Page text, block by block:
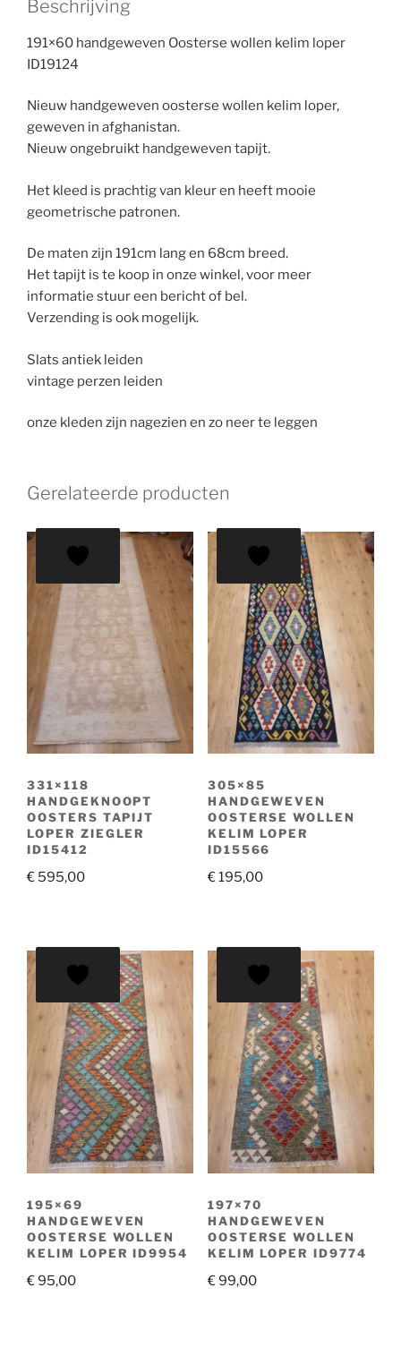
Beschrijving
191×60 handgeweven Oosterse wollen kelim loper
ID19124
Nieuw handgeweven oosterse wollen kelim loper,
geweven in afghanistan.
Nieuw ongebruikt handgeweven tapijt.
Het kleed is prachtig van kleur en heeft mooie
geometrische patronen.
De maten zijn 191cm lang en 68cm breed.
Het tapijt is te koop in onze winkel, voor meer
informatie stuur een bericht of bel.
Verzending is ook mogelijk.
Slats antiek leiden
vintage perzen leiden
onze kleden zijn nagezien en zo neer te leggen
Gerelateerde producten
331×118
HANDGEKNOOPT
OOSTERS TAPIJT
LOPER ZIEGLER
ID15412
€ 595,00
305×85
HANDGEWEVEN
OOSTERSE WOLLEN
KELIM LOPER
ID15566
€195,00
195×69
HANDGEWEVEN
OOSTERSE WOLLEN
KELIM LOPER ID9954
€95,00
197×70
HANDGEWEVEN
OOSTERSE WOLLEN
KELIM LOPER ID9774
€99,00